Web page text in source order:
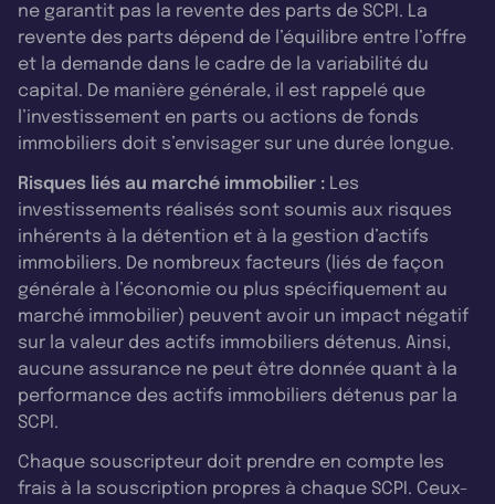
ne garantit pas la revente des parts de SCPI. La
revente des parts dépend de l’équilibre entre l’offre
et la demande dans le cadre de la variabilité du
capital. De manière générale, il est rappelé que
l’investissement en parts ou actions de fonds
immobiliers doit s’envisager sur une durée longue.
Risques liés au marché immobilier : Les
investissements réalisés sont soumis aux risques
inhérents à la détention et à la gestion d’actifs
immobiliers. De nombreux facteurs (liés de façon
générale à l’économie ou plus spécifiquement au
marché immobilier) peuvent avoir un impact négatif
sur la valeur des actifs immobiliers détenus. Ainsi,
aucune assurance ne peut être donnée quant à la
performance des actifs immobiliers détenus par la
SCPI.
Chaque souscripteur doit prendre en compte les
frais à la souscription propres à chaque SCPI. Ceux-